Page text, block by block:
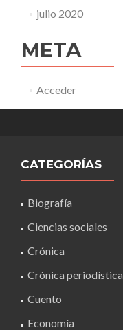
julio 2020
META
Acceder
CATEGORÍAS
Biografía
Ciencias sociales
Crónica
Crónica periodística
Cuento
Economía